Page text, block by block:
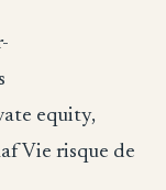
equity,
Vie risque de